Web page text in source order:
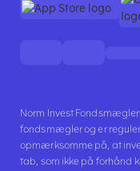
Norm Invest
fondsmægler og er
opmærksomme på, at
tab, som ikke på forhånd